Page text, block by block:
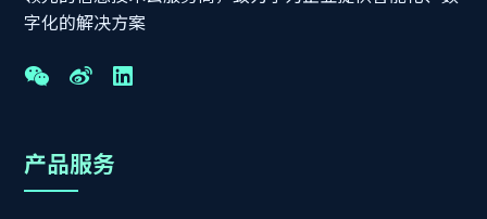
字化的解决方案
产品服务